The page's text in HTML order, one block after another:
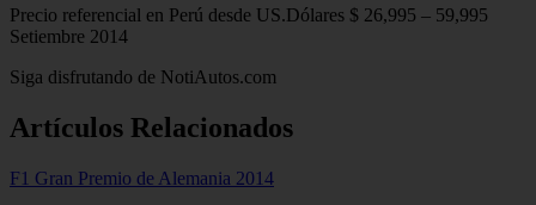
Precio referencial en Perú desde US.Dólares $ 26,995 – 59,995
Setiembre 2014
Siga disfrutando de NotiAutos.com
Artículos Relacionados
F1 Gran Premio de Alemania 2014